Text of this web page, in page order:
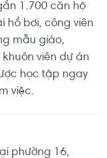
1.700 căn hộ
hồ bơi, công viên
mẫu giáo,
viên dự án
học tập ngay
việc.
phường 16,